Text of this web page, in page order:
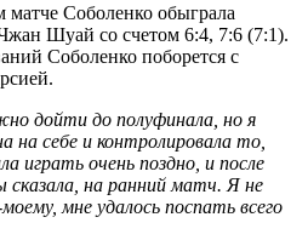
матче Соболенко обыграла
Шуай со счетом 6:4, 7:6 (7:1).
Соболенко поборется с
дойти до полуфинала, но я
на себе и контролировала то,
играть очень поздно, и после
сказала, на ранний матч. Я не
мне удалось поспать всего